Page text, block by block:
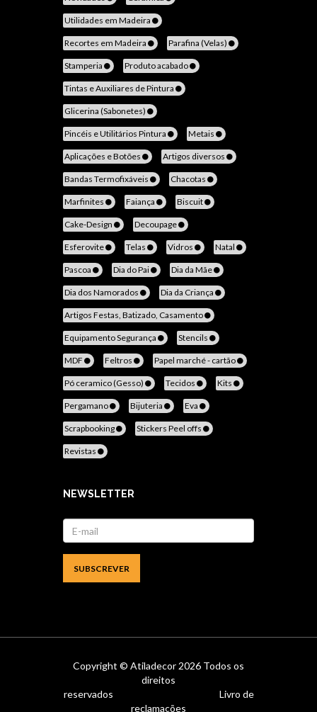
Utilidades em Madeira
Recortes em Madeira Parafina (Velas)
Stamperia Produto acabado
Tintas e Auxiliares de Pintura
Glicerina (Sabonetes)
Pincéis e Utilitários Pintura Metais
Aplicações e Botões Artigos diversos
Bandas Termofixáveis Chacotas
Marfinites Faiança Biscuit
Cake-Design Decoupage
Esferovite Telas Vidros Natal
Pascoa Dia do Pai Dia da Mãe
Dia dos Namorados Dia da Criança
Artigos Festas, Batizado, Casamento
Equipamento Segurança Stencils
MDF Feltros Papel marché - cartão
Pó ceramico (Gesso) Tecidos Kits
Pergamano Bijuteria Eva
Scrapbooking Stickers Peel offs
Revistas
NEWSLETTER
Copyright © Atiladecor 2026 Todos os
direitos
reservados
Livro de
reclamações